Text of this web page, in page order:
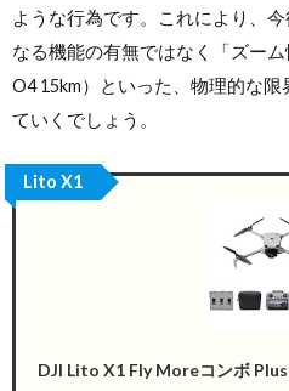
ような行為です。これにより、
なる機能の有無ではなく「ズー
O4 15km）といった、物理的な
ていくでしょう。
DJI Lito X1 Fly Moreコンボ Plus
Lito X1